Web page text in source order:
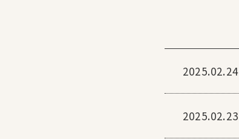
2025.02.24
2025.02.23